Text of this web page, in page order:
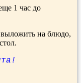
1 час до
выложить на блюдо,